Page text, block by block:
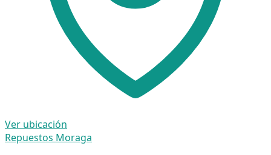
Ver ubicación
Repuestos Moraga